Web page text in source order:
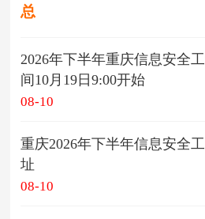
总
2026年下半年重庆信息安全
间10月19日9:00开始
08-10
重庆2026年下半年信息安全
址
08-10